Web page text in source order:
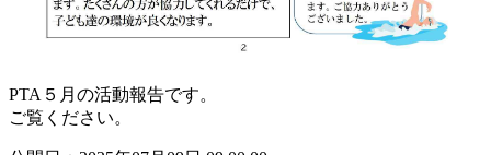
PTA５月の活動報告です。
ご覧ください。